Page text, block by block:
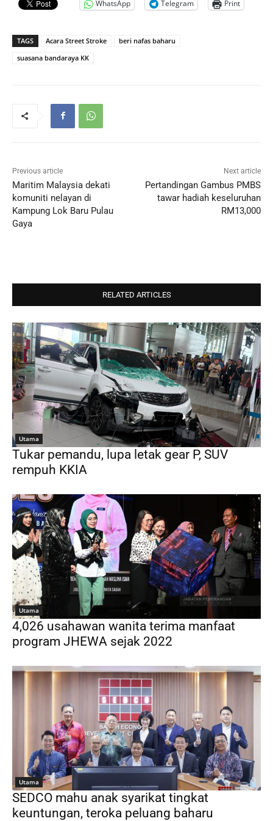
WhatsApp Telegram Print
TAGS Acara Street Stroke
beri nafas baharu
suasana bandaraya KK
Previous article
Maritim Malaysia dekati
komuniti nelayan di
Kampung Lok Baru Pulau
Gaya
Next article
Pertandingan Gambus PMBS
tawar hadiah keseluruhan
RM13,000
RELATED ARTICLES
Utama
Tukar pemandu, lupa letak gear P, SUV
rempuh KKIA
Utama
4,026 usahawan wanita terima manfaat
program JHEWA sejak 2022
Utama
SEDCO mahu anak syarikat tingkat
keuntungan, teroka peluang baharu